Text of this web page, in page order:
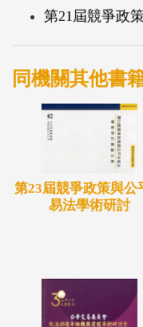
第21屆競爭政
同機關其他書
第23屆競爭政策與公
易法學術研討